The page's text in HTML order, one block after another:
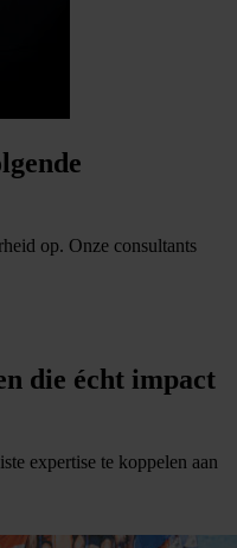
op. Onze consultants
die écht impact
expertise te koppelen aan